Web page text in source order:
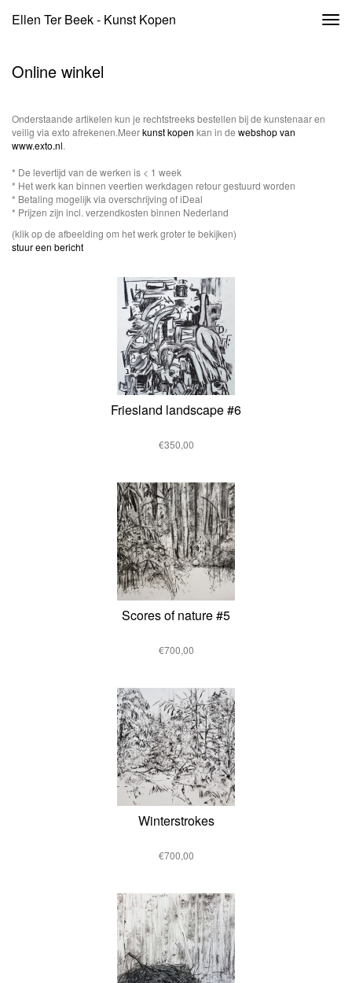
Ellen Ter Beek - Kunst Kopen
Online winkel
Onderstaande artikelen kun je rechtstreeks bestellen bij de kunstenaar en
veilig via exto afrekenen.Meerkunst kopen kan in de webshop van
www.exto.nl.
* De levertijd van de werken is < 1 week
* Het werk kan binnen veertien werkdagen retour gestuurd worden
* Betaling mogelijk via overschrijving of iDeal
* Prijzen zijn incl. verzendkosten binnen Nederland
(klik op de afbeelding om het werk groter te bekijken)
stuur een bericht
Friesland landscape #6
€350,00
Scores of nature #5
€700,00
Winterstrokes
€700,00